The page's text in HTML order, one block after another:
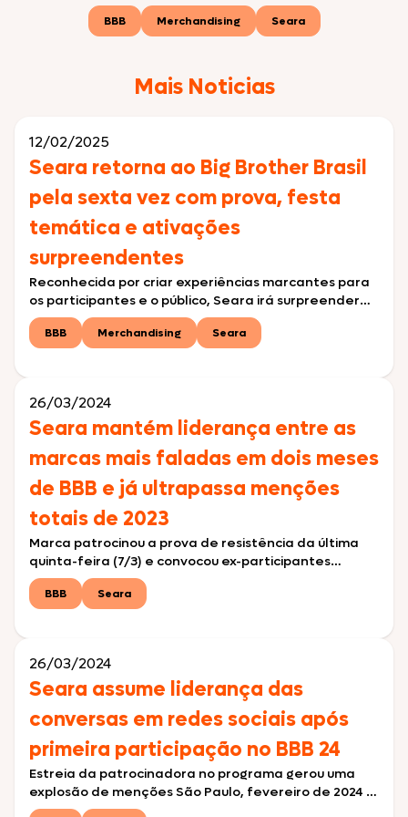
BBB Merchandising Seara
Mais Noticias
12/02/2025
Seara retorna ao Big Brother Brasil
pela sexta vez com prova, festa
temática e ativações
surpreendentes
Reconhecida por criar experiências marcantes para
os participantes e o público, Seara irá surpreender
novamente na edição de 2025 com ativações que
reforçam sua conexão com os consumidores
experiências e dinâmicas. […]
BBB Merchandising Seara
26/03/2024
Seara mantém liderança entre as
marcas mais faladas em dois meses
de BBB e já ultrapassa menções
totais de 2023
Marca patrocinou a prova de resistência da última
quinta-feira (7/3) e convocou ex-participantes
marcantes da história do reality para serem
“dogueiros por um dia” São Paulo, março de 2024 – Em
BBB Seara
26/03/2024
Seara assume liderança das
conversas em redes sociais após
primeira participação no BBB 24
Estreia da patrocinadora no programa gerou uma
explosão de menções São Paulo, fevereiro de 2024 –
A Seara está marcando sua 5ª participação